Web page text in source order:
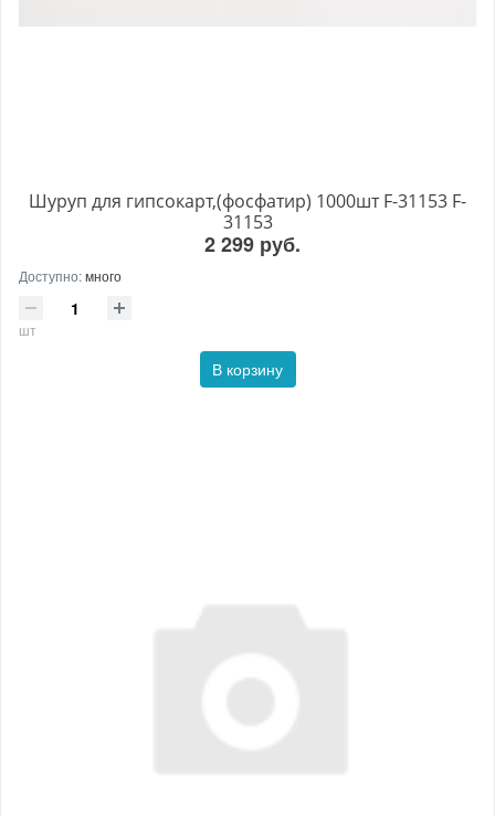
Шуруп для гипсокарт,(фосфатир) 1000шт F-31153 F-
31153
2 299 руб.
Доступно:много
шт
В корзину